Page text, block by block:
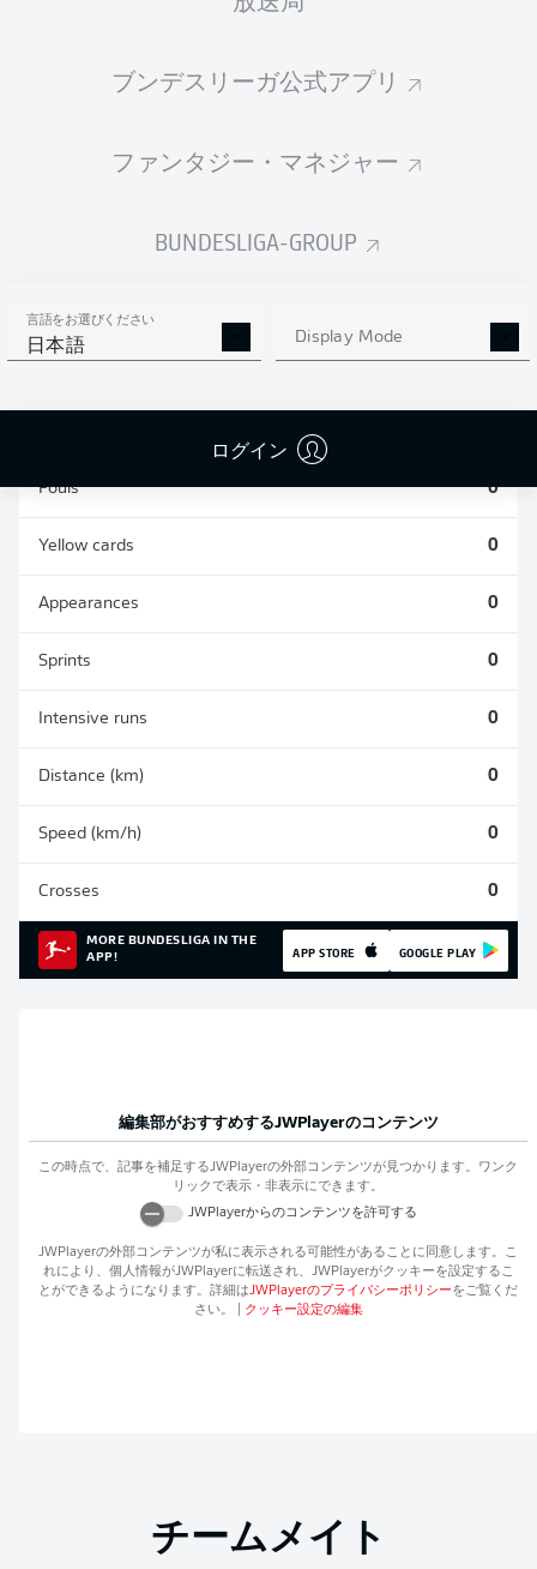
ブンデスリーガ公式アプリ
ファンタジー・マネジャー
BUNDESLIGA-GROUP
言語をお選びください
日本語 Display Mode
ログイン
統計 シーズン 2026/2027
TACKLES WON
Fouls 0
Yellow cards 0
Appearances 0
Sprints 0
Intensive runs 0
Distance (km) 0
Speed (km/h) 0
Crosses 0
MORE BUNDESLIGA IN THE
APP!
APP STORE GOOGLE PLAY
編集部がおすすめするJWPlayerのコンテンツ
この時点で、記事を補足するJWPlayerの外部コンテンツが見つかります。ワンク
リックで表示・非表示にできます。
JWPlayerからのコンテンツを許可する
JWPlayerの外部コンテンツが私に表示される可能性があることに同意します。こ
れにより、個人情報がJWPlayerに転送され、 JWPlayerがクッキーを設定するこ
とができるようになります。詳細はJWPlayerのプライバシーポリシーをご覧くだ
さい。
クッキー設定の編集
チームメイト